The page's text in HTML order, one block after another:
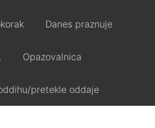
Danes praznuje
Opazovalnica
pretekle oddaje